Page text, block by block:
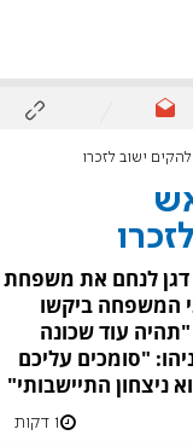
ישוב לזכרו
דגן לנחם את משפחת
המשפחה ביקשו
"תהיה עוד שכונה
"סומכים עליכם
ניצחון התיישבותי"
1 דקות